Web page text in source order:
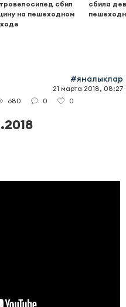
сбил
на пешеходном
сбила
#яналыклар
21 марта 2018, 08:27
680
0 0